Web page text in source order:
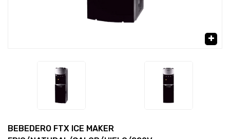
BEBEDERO FTX ICE MAKER